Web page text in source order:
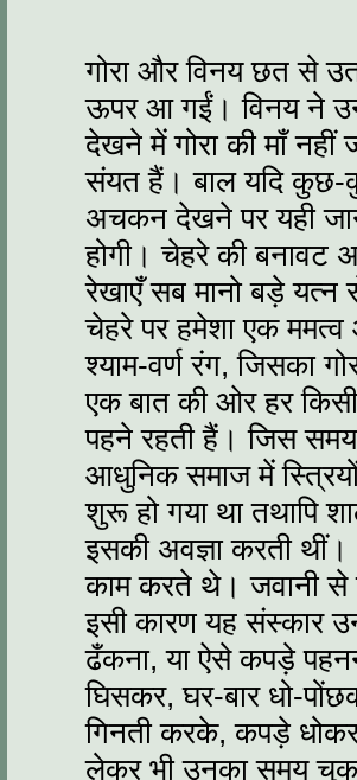
गोरा और विनय छत से
ऊपर आ गईं। विनय ने
देखने में गोरा की माँ
संयत हैं। बाल यदि कुछ-
अचकन देखने पर यही
होगी। चेहरे की
रेखाएँ सब मानो बड़े यत्न
चेहरे पर हमेशा एक
श्याम-वर्ण रंग, जिसका
एक बात की ओर हर
पहने रहती हैं। जिस समय
आधुनिक समाज में
शुरू हो गया था तथापि
इसकी अवज्ञा करती
काम करते थे। जवानी से
इसी कारण यह संस्कार
ढँकना, या ऐसे कपड़े
घिसकर, घर-बार धो-
गिनती करके, कपड़े
लेकर भी उनका समय